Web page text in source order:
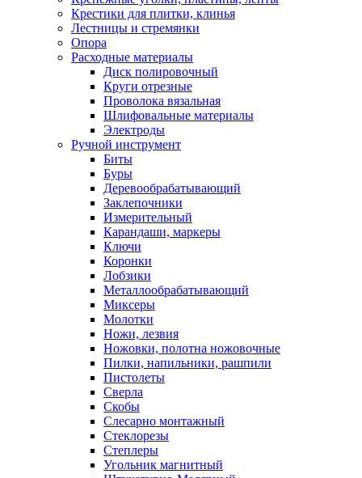
Крестики для плитки, клинья
Лестницы и стремянки
Опора
Расходные материалы
Диск полировочный
Круги отрезные
Проволока вязальная
Шлифовальные материалы
Электроды
Ручной инструмент
Биты
Буры
Деревообрабатывающий
Заклепочники
Измерительный
Карандаши, маркеры
Ключи
Коронки
Лобзики
Металлообрабатывающий
Миксеры
Молотки
Ножи, лезвия
Ножовки, полотна ножовочные
Пилки, напильники, рашпили
Пистолеты
Сверла
Скобы
Слесарно монтажный
Стеклорезы
Степлеры
Угольник магнитный